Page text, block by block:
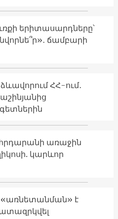
երիտասարդները՝
ճամբարի
ՀՀ-ում․
առաջին
կարևոր
«առնետանման» է